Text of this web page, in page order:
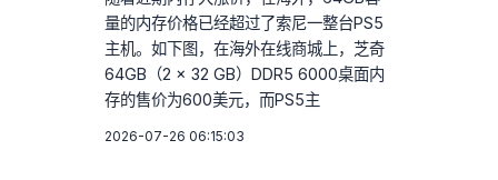
量的内存价格已经超过了索尼一整台PS5
主机。如下图，在海外在线商城上，芝奇
64GB（2 x 32 GB）DDR5 6000桌面内
存的售价为600美元，而PS5主
2026-07-26 06:15:03